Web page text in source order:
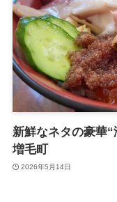
新鮮なネタの豪華
増毛町
2026年5月14日